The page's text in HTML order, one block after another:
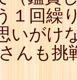
１回繰
いがけ
んも